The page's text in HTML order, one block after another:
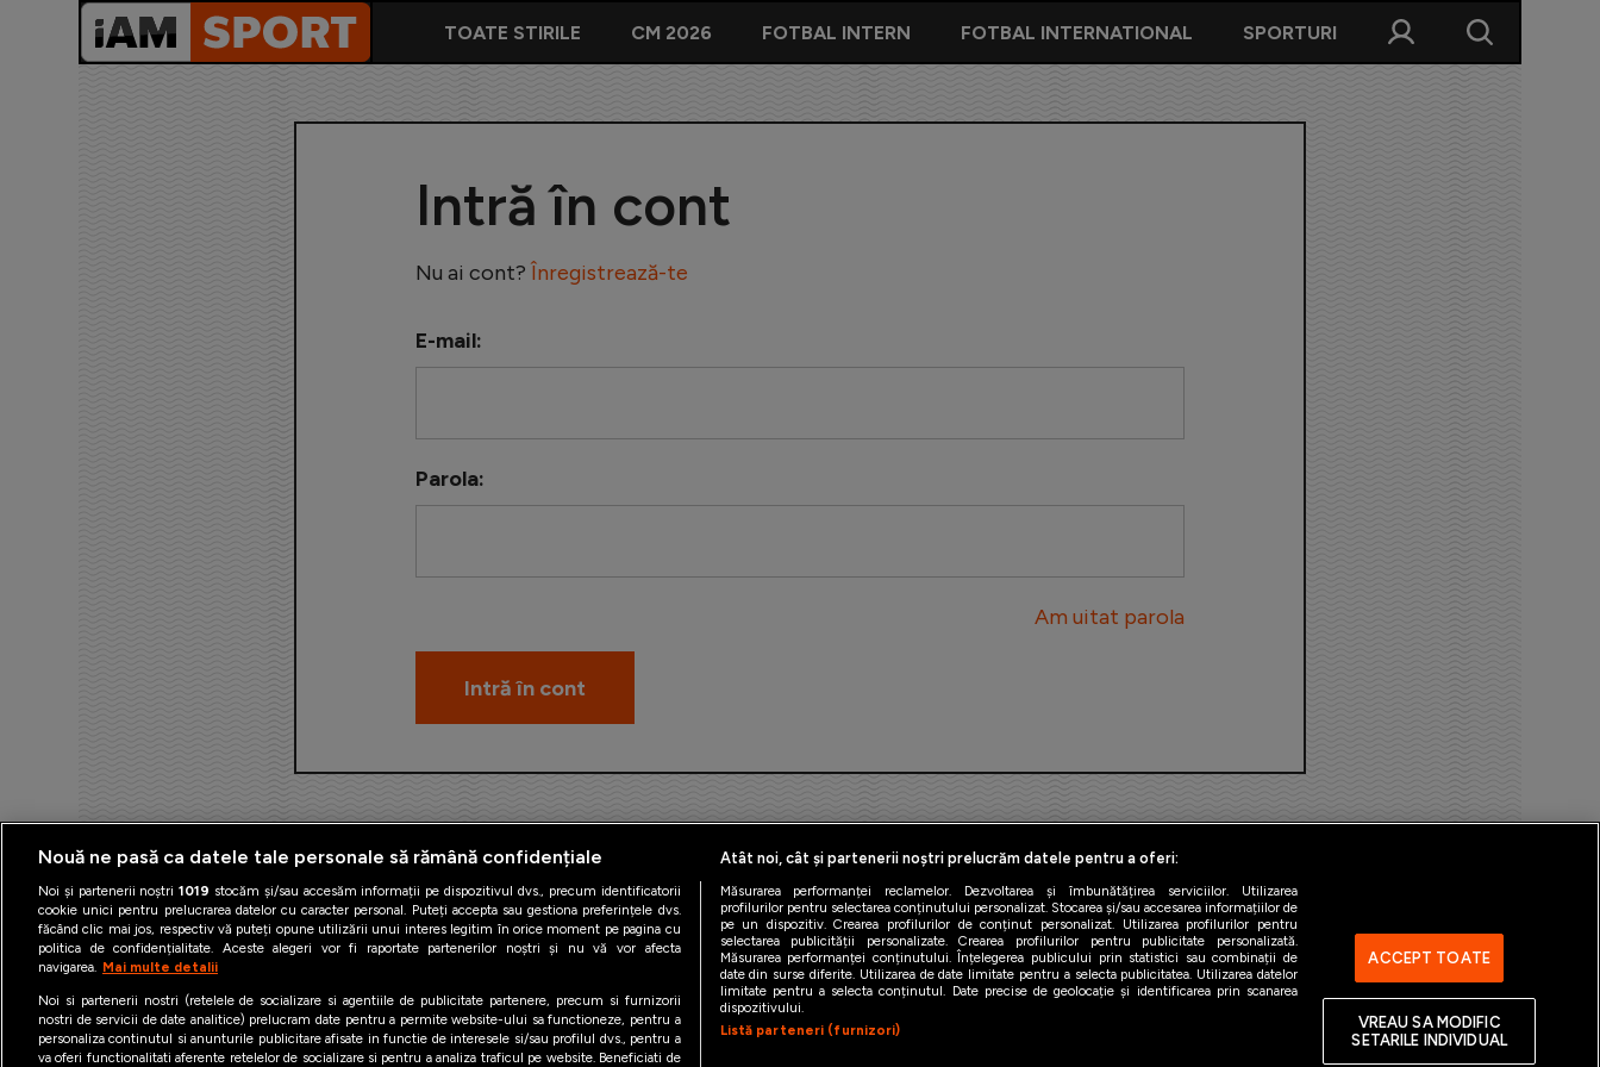
TOATE STIRILE CM 2026 FOTBAL INTERN FOTBAL INTERNATIONAL SPORTURI
Intră în cont
Nu ai cont? Înregistrează-te
E-mail:
Parola:
Am uitat parola
iAMsport.ro © 2026
Politica de utilizare Cookies Cine suntem Contact Gestionați preferințele
Nouă ne pasă ca datele tale personale să rămână confidențiale
Noi și partenerii noștri1019 stocăm și/sau accesăm informații pe dispozitivul dvs., precum identificatorii
cookie unici pentru prelucrarea datelor cu caracter personal. Puteți accepta sau gestiona preferințele dvs.
făcând clic mai jos, respectiv vă puteți opune utilizării unui interes legitim în orice moment pe pagina cu
politica de confidențialitate. Aceste alegeri vor fi raportate partenerilor noștri și nu vă vor afecta
navigarea. Mai multe detalii
Noi si partenerii nostri (retelele de socializare si agentiile de publicitate partenere, precum si furnizorii
nostri de servicii de date analitice) prelucram date pentru a permite website-ului sa functioneze, pentru a
personaliza continutul si anunturile publicitare afisate in functie de interesele si/sau profilul dvs., pentru a
va oferi functionalitati aferente retelelor de socializare si pentru a analiza traficul pe website. Beneficiati de
Atât noi, cât și partenerii noștri prelucrăm datele pentru a oferi:
Măsurarea performanței reclamelor. Dezvoltarea și îmbunătățirea serviciilor. Utilizarea
profilurilor pentru selectarea conținutului personalizat. Stocarea și/sau accesarea informațiilor de
pe un dispozitiv. Crearea profilurilor de conținut personalizat. Utilizarea profilurilor pentru
selectarea publicității personalizate. Crearea profilurilor pentru publicitate personalizată.
Măsurarea performanței conținutului. Înțelegerea publicului prin statistici sau combinații de
date din surse diferite. Utilizarea de date limitate pentru a selecta publicitatea. Utilizarea datelor
limitate pentru a selecta conținutul. Date precise de geolocație și identificarea prin scanarea
dispozitivului.
Listă parteneri (furnizori)
ACCEPT TOATE
VREAU SA MODIFIC
SETARILE INDIVIDUAL